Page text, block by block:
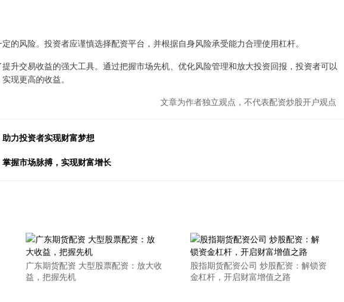
的风险。投资者应谨慎选择配资平台，并根据自身风险承受能力合理使用杠杆。
升交易收益的强大工具。通过把握市场先机、优化风险管理和放大投资回报，投资者可以
现更高的收益。
文章为作者独立观点，不代表配资炒股开户观点
力投资者实现财富梦想
握市场脉搏，实现财富增长
广东期货配资 大型股票配资：放大收
益，把握先机
股指期货配资公司 炒股配资：解锁资
金杠杆，开启财富增值之路